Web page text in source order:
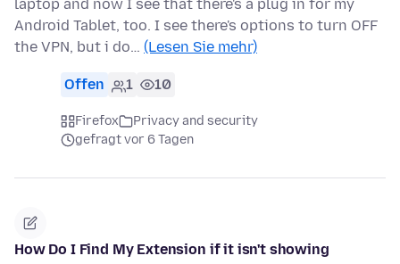
laptop and now I see that there's a plug in for my
Android Tablet, too. I see there's options to turn OFF
the VPN, but i do… (Lesen Sie mehr)
Offen 1 10
Firefox
Privacy and security
gefragt vor 6 Tagen
How Do I Find My Extension if it isn't showing